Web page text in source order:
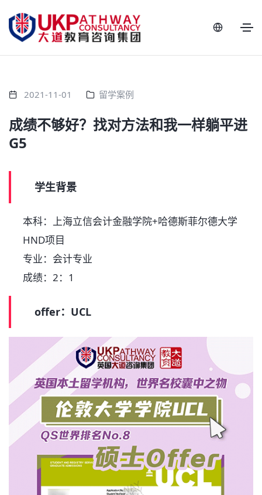
2021-11-01 留学案例
成绩不够好？找对方法和我一样躺平进
G5
学生背景
本科：上海立信会计金融学院+哈德斯菲尔德大学
HND项目
专业：会计专业
成绩：2：1
offer：UCL